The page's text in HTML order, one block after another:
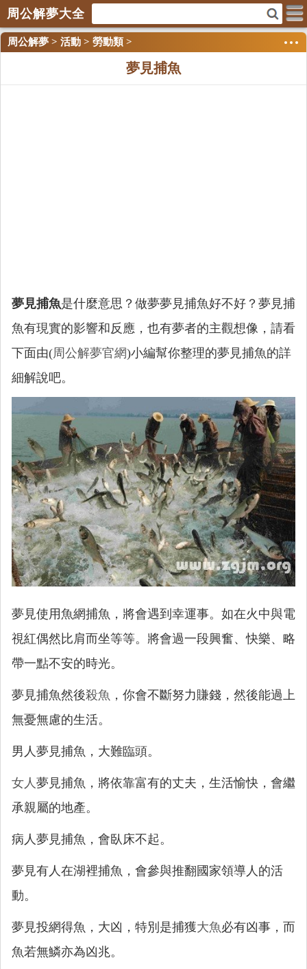
周公解夢大全
周公解夢 > 活動 > 勞動類 >
夢見捕魚
夢見捕魚是什麼意思？做夢夢見捕魚好不好？夢見捕
魚有現實的影響和反應，也有夢者的主觀想像，請看
下面由(周公解夢官網)小編幫你整理的夢見捕魚的詳
細解說吧。
夢見使用魚網捕魚，將會遇到幸運事。如在火中與電
視紅偶然比肩而坐等等。將會過一段興奮、快樂、略
帶一點不安的時光。
夢見捕魚然後殺魚 ，你會不斷努力賺錢，然後能過上
無憂無慮的生活。
男人夢見捕魚，大難臨頭。
女人夢見捕魚，將依靠富有的丈夫，生活愉快，會繼
承親屬的地產。
病人夢見捕魚，會臥床不起。
夢見有人在湖裡捕魚，會參與推翻國家領導人的活
動。
夢見投網得魚，大凶，特別是捕獲大魚必有凶事，而
魚若無鱗亦為凶兆。